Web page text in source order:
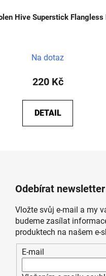
Hive Superstick Flangless
Na dotaz
220 Kč
DETAIL
Odebírat newsletter
Vložte svůj e-mail a my
budeme zasílat
produktech na našem e-
E-mail